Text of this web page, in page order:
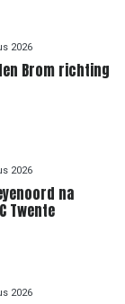
2026
Brom richting
2026
na
Twente
2026